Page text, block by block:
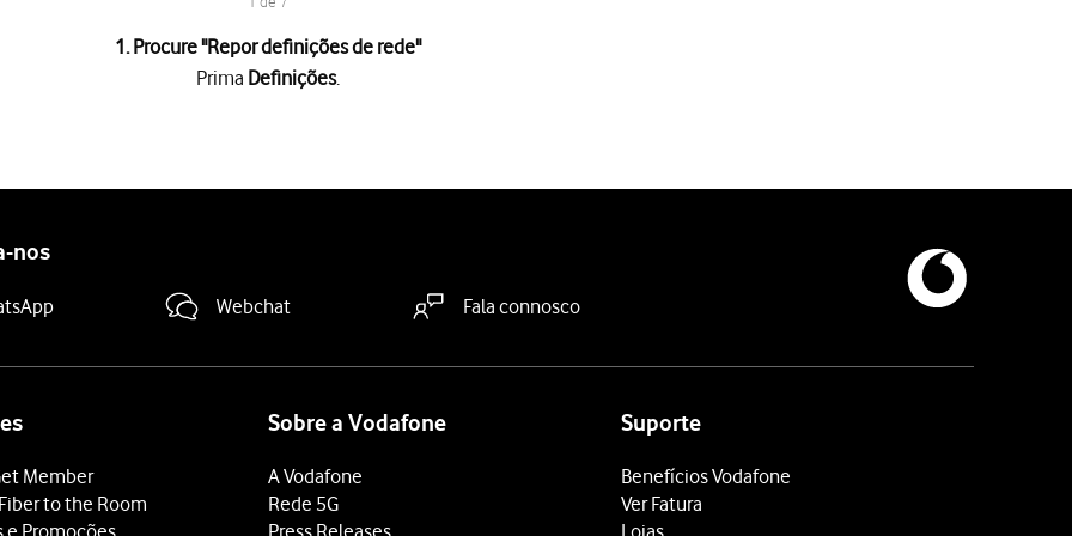
1. Procure "Repor definições de rede"
Prima Definições.
rede.
e passwords para APN, Wi-Fi e Bluetooth que tiver criado anteriormente, serão apagadas.
deslize o dedo de baixo para cima a partir da base do ecrã.
nos
Webchat Fala connosco
Member
to the Room
e Promoções
Sobre a Vodafone
A Vodafone
Rede 5G
Press Releases
Suporte
Benefícios Vodafone
Ver Fatura
Lojas